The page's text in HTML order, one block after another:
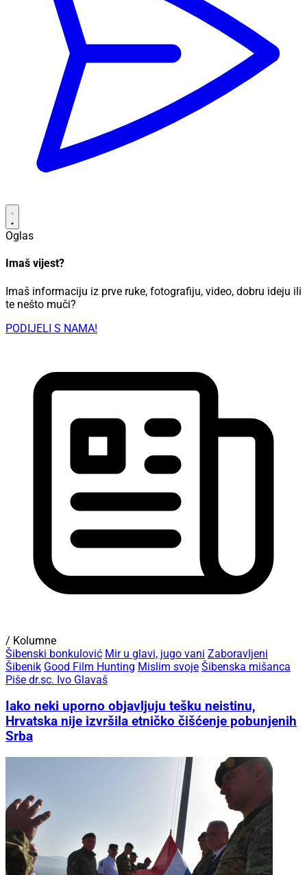
Oglas
Imaš vijest?
Imaš informaciju iz prve ruke, fotografiju, video, dobru ideju ili
te nešto muči?
PODIJELI S NAMA!
/ Kolumne
Šibenski bonkulović Mir u glavi, jugo vani Zaboravljeni
Šibenik Good Film Hunting Mislim svoje Šibenska mišanca
Piše dr.sc. Ivo Glavaš
Iako neki uporno objavljuju tešku neistinu,
Hrvatska nije izvršila etničko čišćenje pobunjenih
Srba